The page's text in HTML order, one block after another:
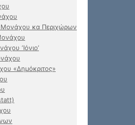
Μονάχου κα Περιχώρων
‘Ιόνιο’
«Δημόκριτος»